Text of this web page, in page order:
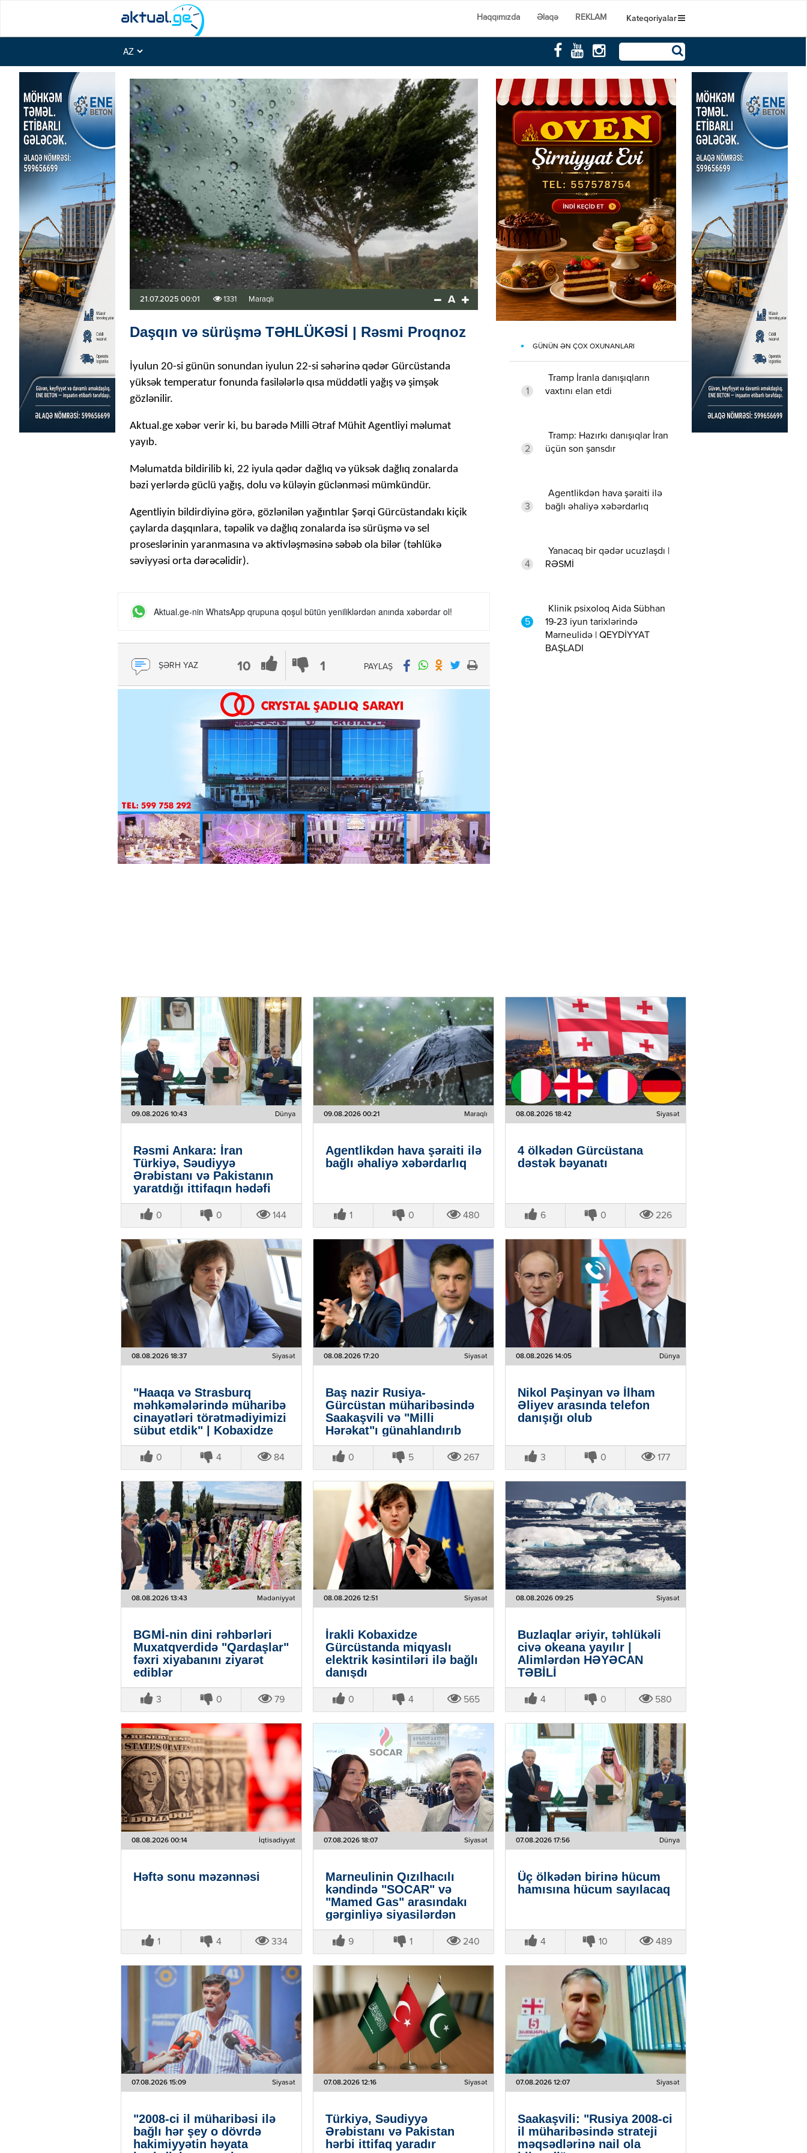
Haqqımızda Əlaqə REKLAM Kateqoriyalar
21.07.2025 00:01 1331 Maraqlı A
Daşqın və sürüşmə TƏHLÜKƏSİ | Rəsmi Proqnoz
İyulun 20-si günün sonundan iyulun 22-si səhərinə qədər Gürcüstanda
yüksək temperatur fonunda fasilələrlə qısa müddətli yağış və şimşək
gözlənilir.
Aktual.ge xəbər verir ki, bu barədə Milli Ətraf Mühit Agentliyi məlumat
yayıb.
Məlumatda bildirilib ki, 22 iyula qədər dağlıq və yüksək dağlıq zonalarda
bəzi yerlərdə güclü yağış, dolu və küləyin güclənməsi mümkündür.
Agentliyin bildirdiyinə görə, gözlənilən yağıntılar Şərqi Gürcüstandakı kiçik
çaylarda daşqınlara, təpəlik və dağlıq zonalarda isə sürüşmə və sel
proseslərinin yaranmasına və aktivləşməsinə səbəb ola bilər (təhlükə
səviyyəsi orta dərəcəlidir).
Aktual.ge-nin WhatsApp qrupuna qoşul bütün yeniliklərdən anında xəbərdar ol!
ŞƏRH YAZ 10 1 PAYLAŞ
GÜNÜN ƏN ÇOX OXUNANLARI
1
Tramp İranla danışıqların
vaxtını elan etdi
2
Tramp: Hazırkı danışıqlar İran
üçün son şansdır
3
Agentlikdən hava şəraiti ilə
bağlı əhaliyə xəbərdarlıq
4
Yanacaq bir qədər ucuzlaşdı |
RƏSMİ
5
Klinik psixoloq Aida Sübhan
19-23 iyun tarixlərində
Marneulidə | QEYDİYYAT
BAŞLADI
09.08.2026 10:43 Dünya
Rəsmi Ankara: İran
Türkiyə, Səudiyyə
Ərəbistanı və Pakistanın
yaratdığı ittifaqın hədəfi
deyil
0 0 144
09.08.2026 00:21 Maraqlı
Agentlikdən hava şəraiti ilə
bağlı əhaliyə xəbərdarlıq
1 0 480
08.08.2026 18:42 Siyasət
4 ölkədən Gürcüstana
dəstək bəyanatı
6 0 226
08.08.2026 18:37 Siyasət
"Haaqa və Strasburq
məhkəmələrində müharibə
cinayətləri törətmədiyimizi
sübut etdik" | Kobaxidze
0 4 84
08.08.2026 17:20 Siyasət
Baş nazir Rusiya-
Gürcüstan müharibəsində
Saakaşvili və "Milli
Hərəkat"ı günahlandırıb
0 5 267
08.08.2026 14:05 Dünya
Nikol Paşinyan və İlham
Əliyev arasında telefon
danışığı olub
3 0 177
08.08.2026 13:43 Mədəniyyət
BGMİ-nin dini rəhbərləri
Muxatqverdidə "Qardaşlar"
fəxri xiyabanını ziyarət
ediblər
3 0 79
08.08.2026 12:51 Siyasət
İrakli Kobaxidze
Gürcüstanda miqyaslı
elektrik kəsintiləri ilə bağlı
danışdı
0 4 565
08.08.2026 09:25 Siyasət
Buzlaqlar əriyir, təhlükəli
civə okeana yayılır |
Alimlərdən HƏYƏCAN
TƏBİLİ
4 0 580
08.08.2026 00:14 İqtisadiyyat
Həftə sonu məzənnəsi
1 4 334
07.08.2026 18:07 Siyasət
Marneulinin Qızılhacılı
kəndində "SOCAR" və
"Mamed Gas" arasındakı
gərginliyə siyasilərdən
reaksiyalar - VİDEO
9 1 240
07.08.2026 17:56 Dünya
Üç ölkədən birinə hücum
hamısına hücum sayılacaq
4 10 489
07.08.2026 15:09 Siyasət
"2008-ci il müharibəsi ilə
bağlı hər şey o dövrdə
hakimiyyətin həyata
07.08.2026 12:16 Siyasət
Türkiyə, Səudiyyə
Ərəbistanı və Pakistan
hərbi ittifaq yaradır
07.08.2026 12:07 Siyasət
Saakaşvili: "Rusiya 2008-ci
il müharibəsində strateji
məqsədlərinə nail ola